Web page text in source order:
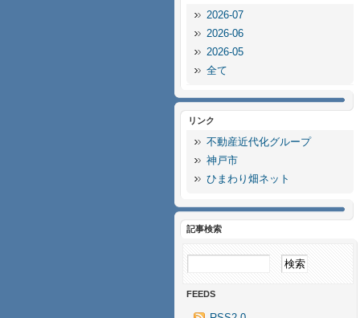
2026-07
2026-06
2026-05
全て
リンク
不動産近代化グループ
神戸市
ひまわり畑ネット
記事検索
FEEDS